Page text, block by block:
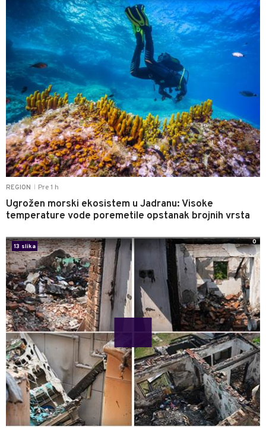
REGION Pre 1 h
Ugrožen morski ekosistem u Jadranu: Visoke
temperature vode poremetile opstanak brojnih vrsta
13 slika
0